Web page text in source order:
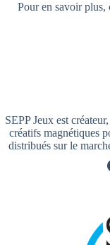
Pour en savoir plus,
SEPP Jeux est
créatifs magnétiques
distribués sur le